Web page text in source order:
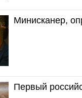
Минисканер,
Первый